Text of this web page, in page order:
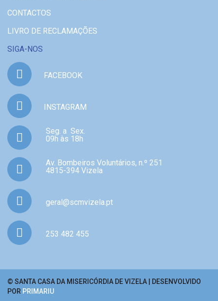
CONTACTOS
LIVRO DE RECLAMAÇÕES
SIGA-NOS
FACEBOOK
INSTAGRAM
Seg. a Sex.
09h às 18h
Av. Bombeiros Voluntários, n.º 251
4815-394 Vizela
geral@scmvizela.pt
253 482 455
© SANTA CASA DA MISERICÓRDIA DE VIZELA | DESENVOLVIDO
POR PRIMARIU